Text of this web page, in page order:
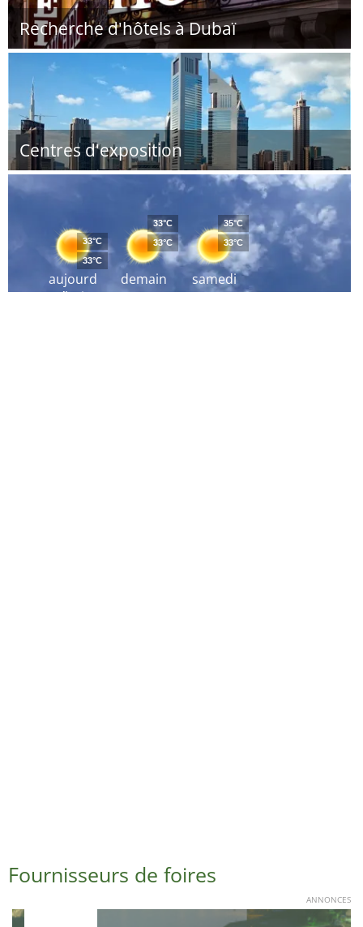
Recherche d'hôtels à Dubaï
Centres d'exposition
aujourd
´hui
33°C
33°C
demain
33°C
33°C
samedi
35°C
33°C
Fournisseurs de foires
ANNONCES